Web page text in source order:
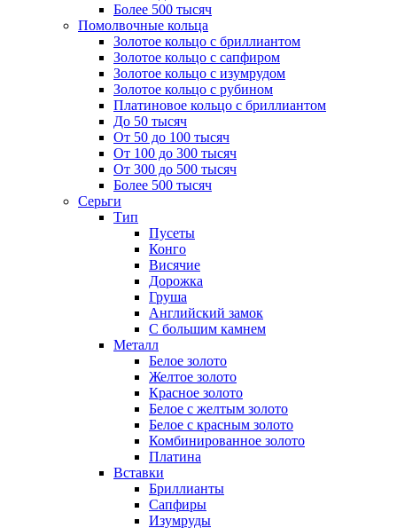
Более 500 тысяч
Помолвочные кольца
Золотое кольцо с бриллиантом
Золотое кольцо с сапфиром
Золотое кольцо с изумрудом
Золотое кольцо с рубином
Платиновое кольцо с бриллиантом
До 50 тысяч
От 50 до 100 тысяч
От 100 до 300 тысяч
От 300 до 500 тысяч
Более 500 тысяч
Серьги
Тип
Пусеты
Конго
Висячие
Дорожка
Груша
Английский замок
С большим камнем
Металл
Белое золото
Желтое золото
Красное золото
Белое с желтым золото
Белое с красным золото
Комбинированное золото
Платина
Вставки
Бриллианты
Сапфиры
Изумруды